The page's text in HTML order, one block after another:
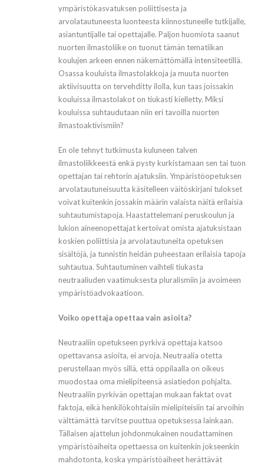
ympäristökasvatuksen poliittisesta ja
arvolatautuneesta luonteesta kiinnostuneelle tutkijalle,
asiantuntijalle tai opettajalle. Paljon huomiota saanut
nuorten ilmastoliike on tuonut tämän tematiikan
koulujen arkeen ennen näkemättömällä intensiteetillä.
Osassa kouluista ilmastolakkoja ja muuta nuorten
aktiivisuutta on tervehditty ilolla, kun taas joissakin
kouluissa ilmastolakot on tiukasti kielletty. Miksi
kouluissa suhtaudutaan niin eri tavoilla nuorten
ilmastoaktivismiin?
En ole tehnyt tutkimusta kuluneen talven
ilmastoliikkeestä enkä pysty kurkistamaan sen tai tuon
opettajan tai rehtorin ajatuksiin. Ympäristöopetuksen
arvolatautuneisuutta käsitelleen väitöskirjani tulokset
voivat kuitenkin jossakin määrin valaista näitä erilaisia
suhtautumistapoja. Haastattelemani peruskoulun ja
lukion aineenopettajat kertoivat omista ajatuksistaan
koskien poliittisia ja arvolatautuneita opetuksen
sisältöjä, ja tunnistin heidän puheestaan erilaisia tapoja
suhtautua. Suhtautuminen vaihteli tiukasta
neutraaliuden vaatimuksesta pluralismiin ja avoimeen
ympäristöadvokaatioon.
Voiko opettaja opettaa vain asioita?
Neutraaliin opetukseen pyrkivä opettaja katsoo
opettavansa asioita, ei arvoja. Neutraalia otetta
perustellaan myös sillä, että oppilaalla on oikeus
muodostaa oma mielipiteensä asiatiedon pohjalta.
Neutraaliin pyrkivän opettajan mukaan faktat ovat
faktoja, eikä henkilökohtaisiin mielipiteisiin tai arvoihin
välttämättä tarvitse puuttua opetuksessa lainkaan.
Tällaisen ajattelun johdonmukainen noudattaminen
ympäristöaiheita opettaessa on kuitenkin jokseenkin
mahdotonta, koska ympäristöaiheet herättävät